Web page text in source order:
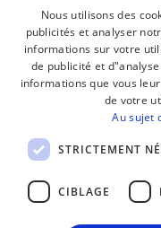
Nous utilisons des
publicités et analyser
informations sur votre
de publicité et
informations que vous
de votre
Au sujet
STRICTEMENT
CIBLAGE